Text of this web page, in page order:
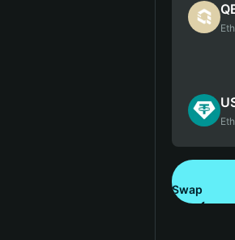
Swap